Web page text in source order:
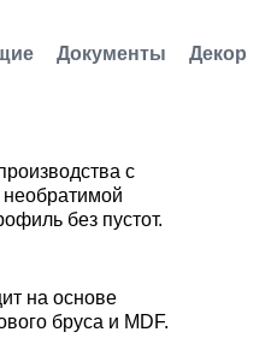
Документы Декор
с
без пустот.
на основе
бруса и MDF.